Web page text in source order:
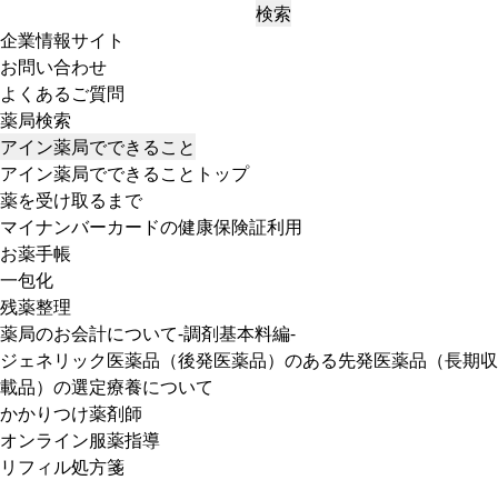
検索
企業情報サイト
お問い合わせ
よくあるご質問
薬局検索
アイン薬局でできること
アイン薬局でできることトップ
薬を受け取るまで
マイナンバーカードの健康保険証利用
お薬手帳
一包化
残薬整理
薬局のお会計について-調剤基本料編-
ジェネリック医薬品（後発医薬品）のある先発医薬品（長期収
載品）の選定療養について
かかりつけ薬剤師
オンライン服薬指導
リフィル処方箋